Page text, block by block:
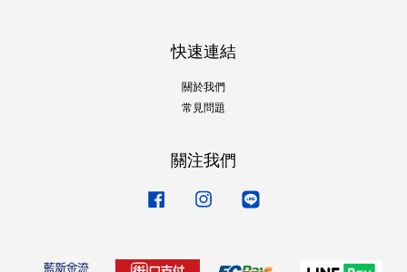
快速連結
關於我們
常見問題
關注我們
Facebook Instagram